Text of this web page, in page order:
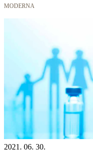
MODERNA
2021. 06. 30.